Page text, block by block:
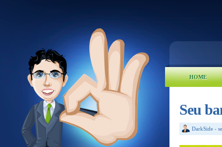
HOME
Seu
DarkSide -